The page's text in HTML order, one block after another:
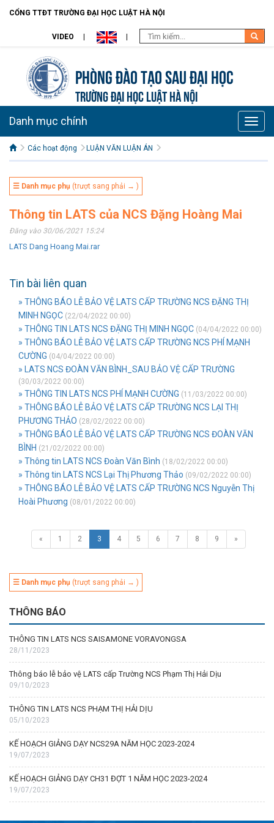
CỔNG TTĐT TRƯỜNG ĐẠI HỌC LUẬT HÀ NỘI
VIDEO
Phòng Đào tạo Sau đại học
TRƯỜNG ĐẠI HỌC LUẬT HÀ NỘI
Toggle
Danh mục chính
Các hoạt động LUẬN VĂN LUẬN ÁN
☰ Danh mục phụ (trượt sang phải → )
Thông tin LATS của NCS Đặng Hoàng Mai
Đăng vào 30/06/2021 15:24
LATS Dang Hoang Mai.rar
Tin bài liên quan
» THÔNG BÁO LỄ BẢO VỆ LATS CẤP TRƯỜNG NCS ĐẶNG THỊ
MINH NGỌC (22/04/2022 00:00)
» THÔNG TIN LATS NCS ĐẶNG THỊ MINH NGỌC (04/04/2022 00:00)
» THÔNG BÁO LỄ BẢO VỆ LATS CẤP TRƯỜNG NCS PHÍ MẠNH
CƯỜNG (04/04/2022 00:00)
» LATS NCS ĐOÀN VĂN BÌNH_SAU BẢO VỆ CẤP TRƯỜNG
(30/03/2022 00:00)
» THÔNG TIN LATS NCS PHÍ MẠNH CƯỜNG (11/03/2022 00:00)
» THÔNG BÁO LỄ BẢO VỆ LATS CẤP TRƯỜNG NCS LẠI THỊ
PHƯƠNG THẢO (28/02/2022 00:00)
» THÔNG BÁO LỄ BẢO VỆ LATS CẤP TRƯỜNG NCS ĐOÀN VĂN
BÌNH (21/02/2022 00:00)
» Thông tin LATS NCS Đoàn Văn Bình (18/02/2022 00:00)
» Thông tin LATS NCS Lại Thị Phương Thảo (09/02/2022 00:00)
» THÔNG BÁO LỄ BẢO VỆ LATS CẤP TRƯỜNG NCS Nguyễn Thị
Hoài Phương (08/01/2022 00:00)
« 1 2 3 4 5 6 7 8 9 »
☰ Danh mục phụ (trượt sang phải → )
THÔNG BÁO
THÔNG TIN LATS NCS SAISAMONE VORAVONGSA
28/11/2023
Thông báo lễ bảo vệ LATS cấp Trường NCS Phạm Thị Hải Dịu
09/10/2023
THÔNG TIN LATS NCS PHẠM THỊ HẢI DỊU
05/10/2023
KẾ HOẠCH GIẢNG DẠY NCS29A NĂM HỌC 2023-2024
19/07/2023
KẾ HOẠCH GIẢNG DẠY CH31 ĐỢT 1 NĂM HỌC 2023-2024
19/07/2023